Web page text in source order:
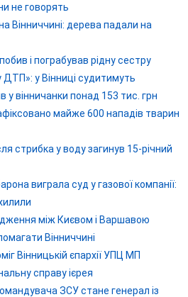
не говорять
Вінниччині: дерева падали на
і пограбував рідну сестру
у Вінниці судитимуть
у вінничанки понад 153 тис. грн
майже 600 нападів тварин
стрибка у воду загинув 15-річний
виграла суд у газової компанії:
між Києвом і Варшавою
Вінниччині
Вінницькій єпархії УПЦ МП
справу ієрея
ЗСУ стане генерал із